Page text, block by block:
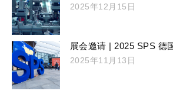
2025年12月15日
展会邀请 | 2025 SPS 德
2025年11月13日